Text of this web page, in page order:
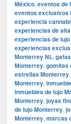
México, eventos de
eventos exclusivos
experiencia
experiencias de
experiencias de
experiencias
Monterrey NL,
Monterrey, gomitas
estrellas Monterrey,
Monterrey,
inmuebles de lujo
Monterrey, joyas
de lujo Monterrey,
Monterrey, marcas